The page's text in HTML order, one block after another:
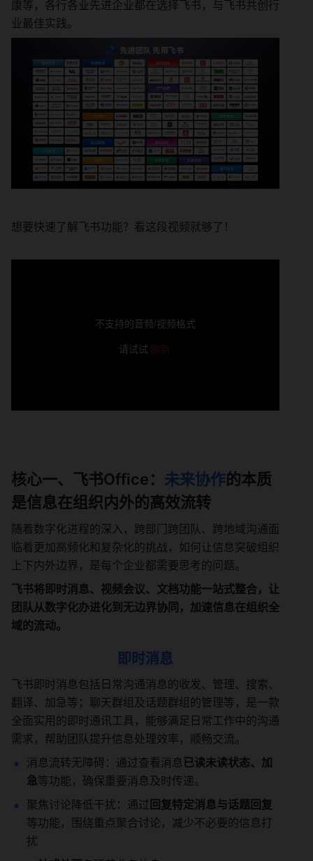
康等，各行各业先进企业都在选择飞书，与飞书共创行
业最佳实践。
想要快速了解飞书功能？看这段视频就够了！
不支持的音频/视频格式
请试试 刷新
核心一、飞书Office： 未来协作的本质
是信息在组织内外的高效流转
随着数字化进程的深入，跨部门跨团队、跨地域沟通面
临着更加高频化和复杂化的挑战，如何让信息突破组织
上下内外边界，是每个企业都需要思考的问题。
飞书将即时消息、视频会议、文档功能一站式整合，让
团队从数字化办进化到无边界协同，加速信息在组织全
域的流动。
即时消息
飞书即时消息包括日常沟通消息的收发、管理、搜索、
翻译、加急等；聊天群组及话题群组的管理等，是一款
全面实用的即时通讯工具，能够满足日常工作中的沟通
需求，帮助团队提升信息处理效率，顺畅交流。
消息流转无障碍：通过查看消息 已读未读状态、加
急等功能，确保重要消息及时传递。
聚焦讨论降低干扰：通过 回复特定消息与话题回复
等功能，围绕重点聚合讨论，减少不必要的信息打
扰